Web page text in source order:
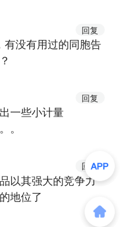
回复
没有用过的同胞告
回复
一些小计量
。
回复
以其强大的竞争力
地位了